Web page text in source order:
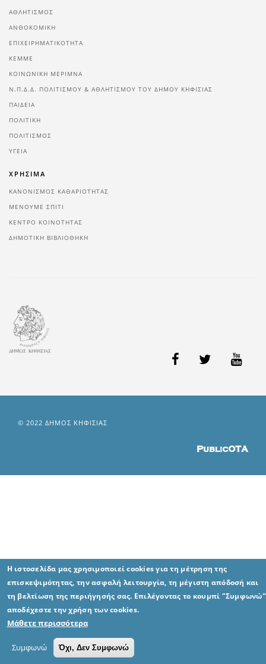
ΑΘΛΗΤΙΣΜΌΣ
ΑΝΘΟΚΟΜΙΚΉ
ΕΠΙΧΕΙΡΗΜΑΤΙΚΌΤΗΤΑ
ΚΕΜΜΕ
ΚΟΙΝΩΝΙΚΉ ΜΈΡΙΜΝΑ
Ν.Π.Δ.Δ. ΠΟΛΙΤΙΣΜΟΎ & ΑΘΛΗΤΙΣΜΟΎ ΤΟΥ ΔΉΜΟΥ ΚΗΦΙΣΙΆΣ
ΠΑΙΔΕΊΑ
ΠΟΛΙΤΙΚΉ
ΠΟΛΙΤΙΣΜΌΣ
ΥΓΕΊΑ
ΧΡΗΣΙΜΑ
ΚΑΝΟΝΙΣΜΟΣ ΚΑΘΑΡΙΟΤΗΤΑΣ
ΜΕΝΟΥΜΕ ΣΠΙΤΙ
ΚΕΝΤΡΟ ΚΟΙΝΟΤΗΤΑΣ
ΔΗΜΟΤΙΚΗ ΒΙΒΛΙΟΘΗΚΗ
© 2022 ΔΗΜΟΣ ΚΗΦΙΣΙΑΣ
Η ιστοσελίδα μας χρησιμοποιεί cookies για τη μέτρηση της
επισκεψιμότητας, την ασφαλή λειτουργία, τη μέγιστη απόδοσή και
τη βελτίωση της περιήγησής σας. Επιλέγοντας το κουμπί
αποδέχεστε την χρήση των cookies.
Μάθετε περισσότερα
Συμφωνώ Όχι, Δεν Συμφωνώ